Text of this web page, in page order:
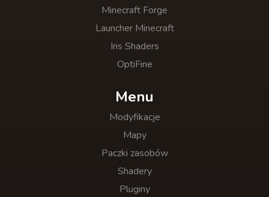
Minecraft Forge
Launcher Minecraft
Iris Shaders
OptiFine
Menu
Modyfikacje
Mapy
Paczki zasobów
Shadery
Pluginy